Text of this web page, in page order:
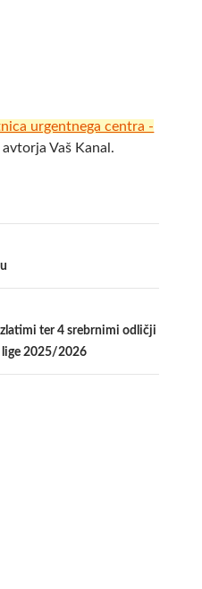
urgentnega centra -
Vaš Kanal.
zlatimi ter 4 srebrnimi odličji
lige 2025/2026